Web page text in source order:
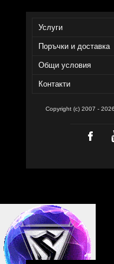
Доставчик на
Услуги
Поръчки и доставка
Общи условия
Контакти
Copyright (c) 2007 -